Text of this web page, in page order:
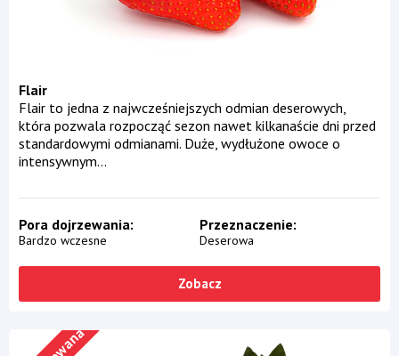
Flair
Flair to jedna z najwcześniejszych odmian deserowych,
która pozwala rozpocząć sezon nawet kilkanaście dni przed
standardowymi odmianami. Duże, wydłużone owoce o
intensywnym...
Pora dojrzewania
Bardzo wczesne
Przeznaczenie
Deserowa
Zobacz